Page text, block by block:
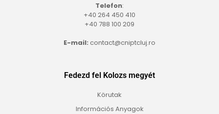
Telefon:
+40 264 450 410
+40 788 100 209
E-mail: contact@cniptcluj.ro
Fedezd fel Kolozs megyét
Körutak
Információs Anyagok